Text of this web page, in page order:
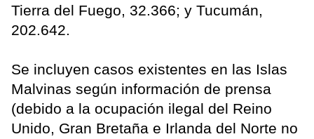
Tierra del Fuego, 32.366; y Tucumán,
202.642.
Se incluyen casos existentes en las Islas
Malvinas según información de prensa
(debido a la ocupación ilegal del Reino
Unido, Gran Bretaña e Irlanda del Norte no